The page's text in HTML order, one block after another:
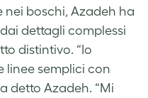
nei boschi, Azadeh ha
dettagli complessi
distintivo. “Io
linee semplici con
detto Azadeh. “Mi